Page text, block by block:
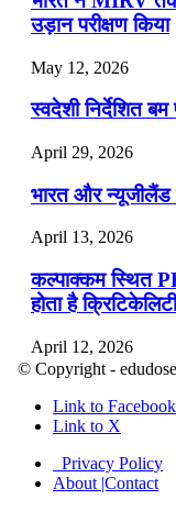
उड़ान परीक्षण किया
May 12, 2026
स्वदेशी निर्देशित
April 29, 2026
भारत और न्यूजीलैंड
April 13, 2026
कल्पाक्कम स्थित
होता है क्रिटिकेलिटी
April 12, 2026
April 9, 2026
नासा का
पहुंचा
© Copyright -
Link to Facebook
Link to X
Privacy Policy
About |Contact